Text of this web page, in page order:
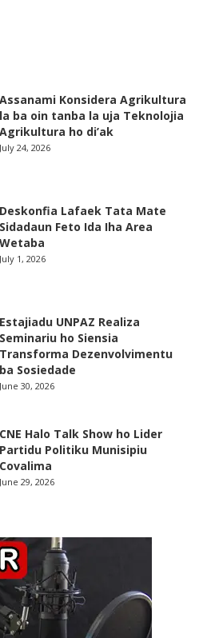
Assanami Konsidera Agrikultura
la ba oin tanba la uja Teknolojia
Agrikultura ho di’ak
July 24, 2026
Deskonfia Lafaek Tata Mate
Sidadaun Feto Ida Iha Area
Wetaba
July 1, 2026
Estajiadu UNPAZ Realiza
Seminariu ho Siensia
Transforma Dezenvolvimentu
ba Sosiedade
June 30, 2026
CNE Halo Talk Show ho Lider
Partidu Politiku Munisipiu
Covalima
June 29, 2026